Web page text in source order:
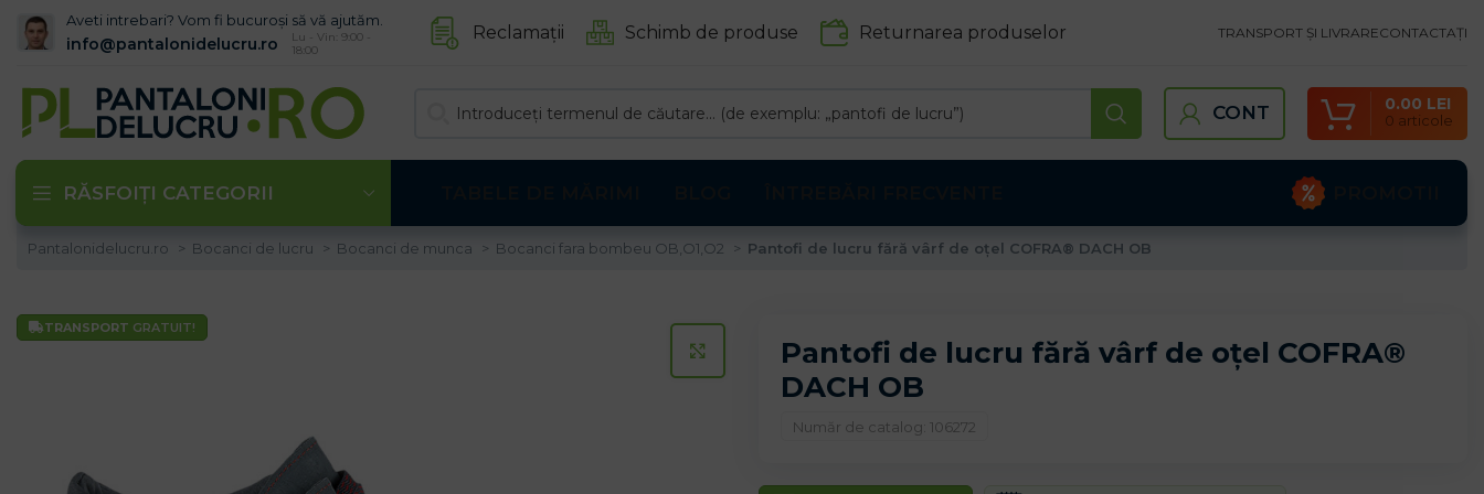
Aveti intrebari? Vom fi bucuroși să vă ajutăm.
info@pantalonidelucru.ro
Lu - Vin: 9:00 -
18:00
Reclamații Schimb de produse Returnarea produselor TRANSPORT ȘI LIVRARECONTACTAȚI
CONT 0 articole
0.00 LEI
RĂSFOIȚI CATEGORII
Pantalonidelucru.ro Bocanci de lucru Bocanci de munca Bocanci fara bombeu OB,O1,O2 Pantofi de lucru fără vârf de oțel COFRA® DACH OB
TRANSPORT GRATUIT!
CLICK PENTRU A MARI
Pantofi de lucru fără vârf de oțel COFRA®
DACH OB
Număr de catalog: 106272